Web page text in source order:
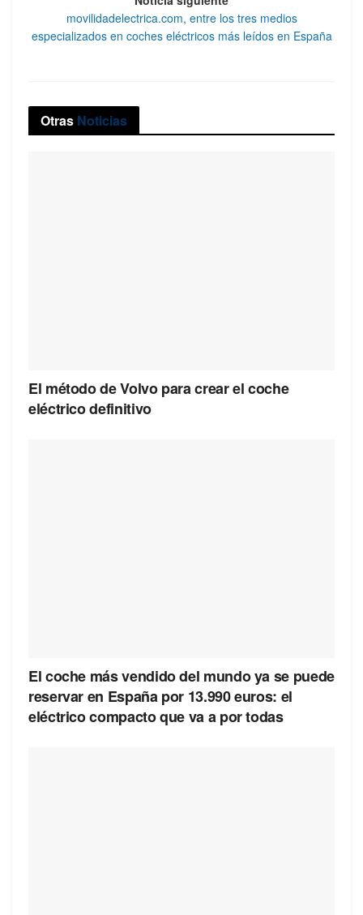
movilidadelectrica.com, entre los tres medios
especializados en coches eléctricos más leídos en España
Otras Noticias
El método de Volvo para crear el coche
eléctrico definitivo
El coche más vendido del mundo ya se puede
reservar en España por 13.990 euros: el
eléctrico compacto que va a por todas